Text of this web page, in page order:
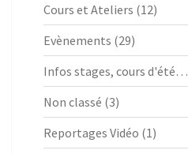
Cours et Ateliers (12)
Evènements (29)
Infos stages, cours d'été…
Non classé (3)
Reportages Vidéo (1)